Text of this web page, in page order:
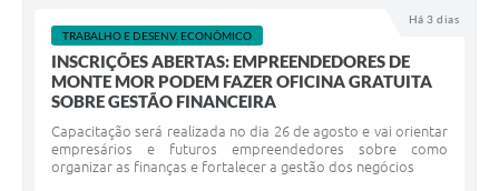
Há 3 dias
TRABALHO E DESENV. ECONÔMICO
INSCRIÇÕES ABERTAS: EMPREENDEDORES DE
MONTE MOR PODEM FAZER OFICINA GRATUITA
SOBRE GESTÃO FINANCEIRA
Capacitação será realizada no dia 26 de agosto e vai orientar
empresários e futuros empreendedores sobre como
organizar as finanças e fortalecer a gestão dos negócios